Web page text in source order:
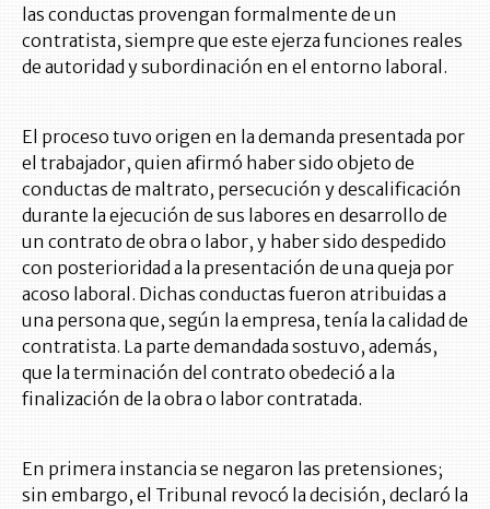
las conductas provengan formalmente de un
contratista, siempre que este ejerza funciones reales
de autoridad y subordinación en el entorno laboral.
El proceso tuvo origen en la demanda presentada por
el trabajador, quien afirmó haber sido objeto de
conductas de maltrato, persecución y descalificación
durante la ejecución de sus labores en desarrollo de
un contrato de obra o labor, y haber sido despedido
con posterioridad a la presentación de una queja por
acoso laboral. Dichas conductas fueron atribuidas a
una persona que, según la empresa, tenía la calidad de
contratista. La parte demandada sostuvo, además,
que la terminación del contrato obedeció a la
finalización de la obra o labor contratada.
En primera instancia se negaron las pretensiones;
sin embargo, el Tribunal revocó la decisión, declaró la